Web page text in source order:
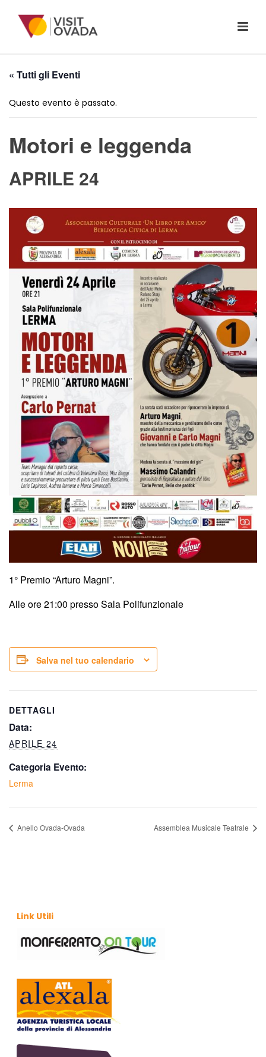
« Tutti gli Eventi
Questo evento è passato.
Motori e leggenda
APRILE 24
1° Premio “Arturo Magni”.
Alle ore 21:00 presso Sala Polifunzionale
Salva nel tuo calendario
DETTAGLI
Data:
APRILE 24
Categoria Evento:
Lerma
Anello Ovada-Ovada Assemblea Musicale Teatrale
Link Utili